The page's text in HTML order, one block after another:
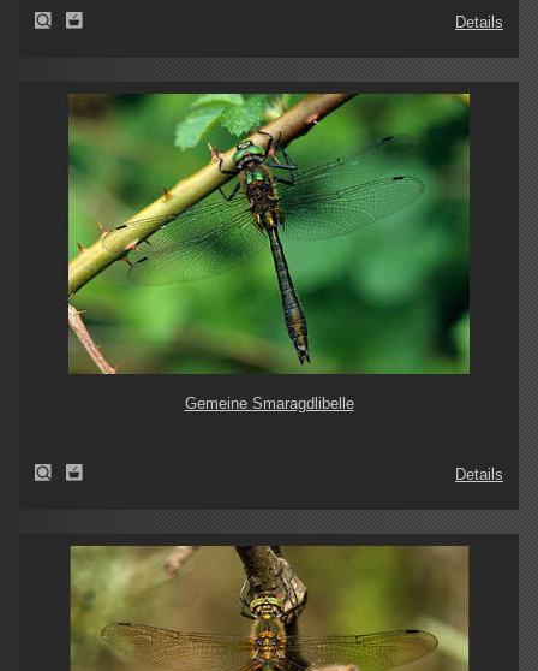
Details
Gemeine Smaragdlibelle
Details